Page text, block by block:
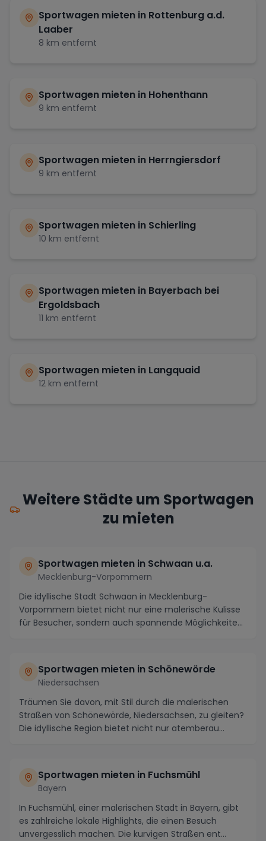
Sportwagen mieten in Rottenburg a.d.
Laaber
8 km entfernt
Sportwagen mieten in Hohenthann
9 km entfernt
Sportwagen mieten in Herrngiersdorf
9 km entfernt
Sportwagen mieten in Schierling
10 km entfernt
Sportwagen mieten in Bayerbach bei
Ergoldsbach
11 km entfernt
Sportwagen mieten in Langquaid
12 km entfernt
Weitere Städte um Sportwagen
zu mieten
Sportwagen mieten in Schwaan u.a.
Mecklenburg-Vorpommern
Die idyllische Stadt Schwaan in Mecklenburg-
Vorpommern bietet nicht nur eine malerische Kulisse
für Besucher, sondern auch spannende Möglichkeiten,
Sportwagen mieten in Schönewörde
Niedersachsen
Träumen Sie davon, mit Stil durch die malerischen
Straßen von Schönewörde, Niedersachsen, zu gleiten?
Die idyllische Region bietet nicht nur atemberau...
Sportwagen mieten in Fuchsmühl
Bayern
In Fuchsmühl, einer malerischen Stadt in Bayern, gibt
es zahlreiche lokale Highlights, die einen Besuch
unvergesslich machen. Die kurvigen Straßen ent...